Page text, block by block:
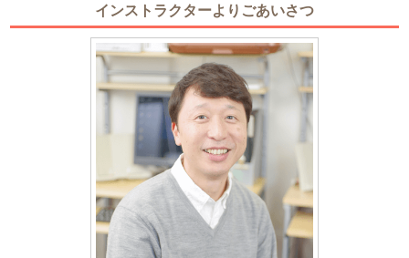
インストラクターよりごあいさつ